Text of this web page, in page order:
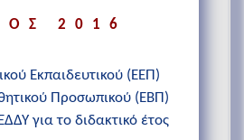
2016
Εκπαιδευτικού (ΕΕΠ)
Προσωπικού (ΕΒΠ)
για το διδακτικό έτος